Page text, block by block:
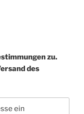
zu.
des